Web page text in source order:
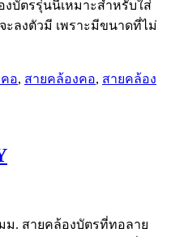
งบัตรรุ่นนี้เหมาะสำหรับใส่
ะลงตัวมี เพราะมีขนาดที่ไม่
อ, สายคล้องคอ, สายคล้อง
ม. สายคล้องบัตรที่ทอลาย